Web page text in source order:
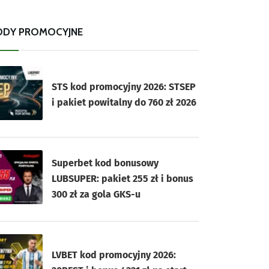
PROMOCYJNE
STS kod promocyjny 2026: STSEP
i pakiet powitalny do 760 zł 2026
Superbet kod bonusowy
LUBSUPER: pakiet 255 zł i bonus
300 zł za gola GKS-u
LVBET kod promocyjny 2026: